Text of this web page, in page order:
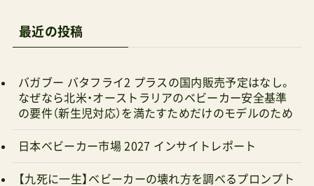
最近の投稿
バガブー バタフライ2 プラスの国内販売予定はなし。
なぜなら北米・オーストラリアのベビーカー安全基準
の要件（新生児対応）を満たすためだけのモデルのため
日本ベビーカー市場 2027 インサイトレポート
【九死に一生】ベビーカーの壊れ方を調べるプロンプト